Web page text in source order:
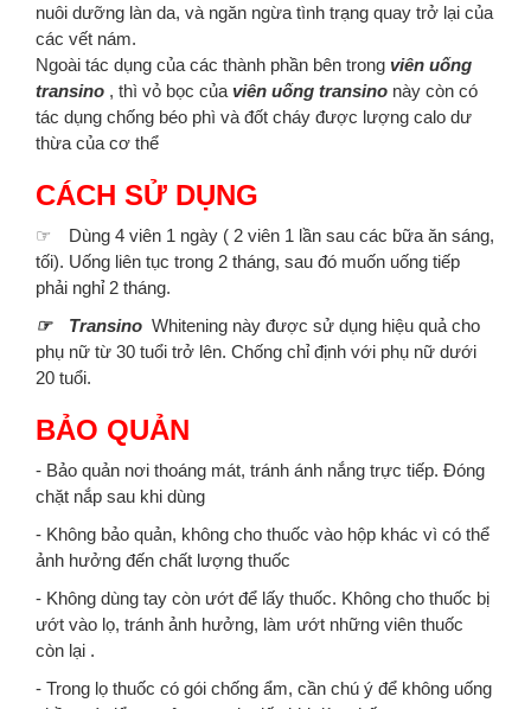
nuôi dưỡng làn da, và ngăn ngừa tình trạng quay trở lại của
các vết nám.
Ngoài tác dụng của các thành phần bên trong viên uống
transino , thì vỏ bọc của viên uống transino này còn có
tác dụng chống béo phì và đốt cháy được lượng calo dư
thừa của cơ thể
CÁCH SỬ DỤNG
☞ Dùng 4 viên 1 ngày ( 2 viên 1 lần sau các bữa ăn sáng,
tối). Uống liên tục trong 2 tháng, sau đó muốn uống tiếp
phải nghỉ 2 tháng.
☞ Transino Whitening này được sử dụng hiệu quả cho
phụ nữ từ 30 tuổi trở lên. Chống chỉ định với phụ nữ dưới
20 tuổi.
BẢO QUẢN
- Bảo quản nơi thoáng mát, tránh ánh nắng trực tiếp. Đóng
chặt nắp sau khi dùng
- Không bảo quản, không cho thuốc vào hộp khác vì có thể
ảnh hưởng đến chất lượng thuốc
- Không dùng tay còn ướt để lấy thuốc. Không cho thuốc bị
ướt vào lọ, tránh ảnh hưởng, làm ướt những viên thuốc
còn lại .
- Trong lọ thuốc có gói chống ẩm, cần chú ý để không uống